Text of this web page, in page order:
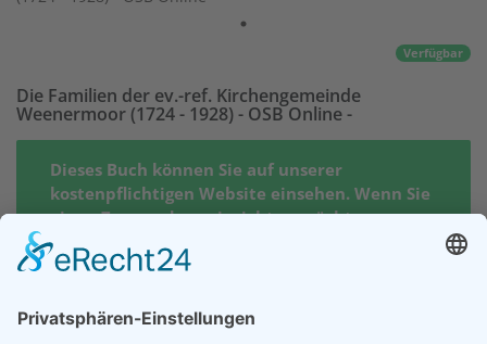
Verfügbar
Die Familien der ev.-ref. Kirchengemeinde
Weenermoor (1724 - 1928) - OSB Online -
Dieses Buch können Sie auf unserer
kostenpflichtigen Website einsehen. Wenn Sie
einen Zugang dazu einrichten möchten,
klicken Sie bitte auf den Button "Zugang
einrichten".